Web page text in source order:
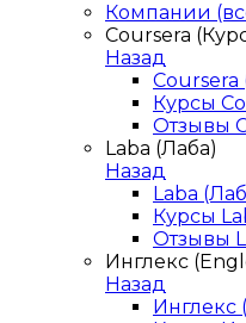
Компании
Coursera
Назад
Coursera
Курсы
Отзывы
Laba (Лаба)
Назад
Laba
Курсы
Отзывы
Инглекс
Назад
Инглекс